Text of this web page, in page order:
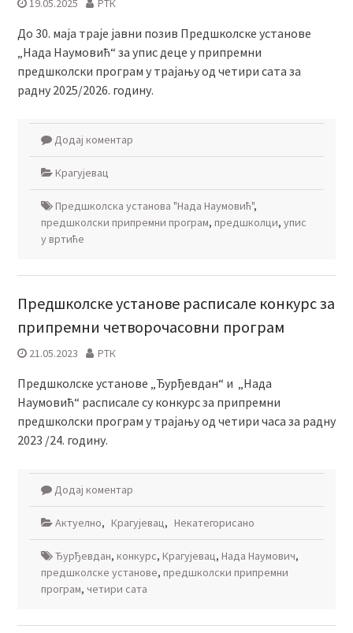
19.05.2025 РТК
До 30. маја траје јавни позив Предшколске установе
„Нада Наумовић“ за упис деце у припремни
предшколски програм у трајању од четири сата за
радну 2025/2026. годину.
Додај коментар
Крагујевац
Предшколска установа "Нада Наумовић",
предшколски припремни програм, предшколци, упис
у вртиће
Предшколске установе расписале конкурс за
припремни четворочасовни програм
21.05.2023 РТК
Предшколске установе „Ђурђевдан“ и „Нада
Наумовић“ расписале су конкурс за припремни
предшколски програм у трајању од четири часа за радну
2023 /24. годину.
Додај коментар
Актуелно, Крагујевац, Некатегорисано
Ђурђевдан, конкурс, Крагујевац, Нада Наумович,
предшколске установе, предшколски припремни
програм, четири сата